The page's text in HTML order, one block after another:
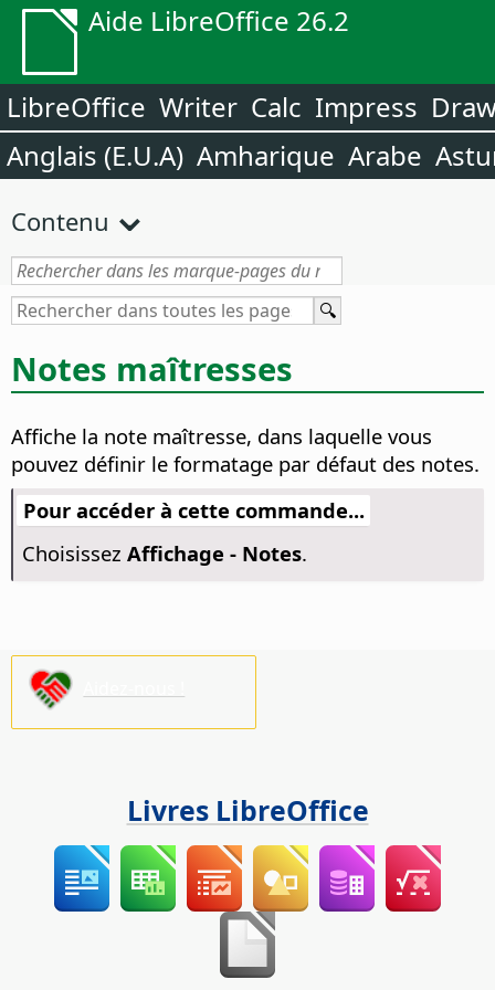
Aide LibreOffice 26.2
LibreOffice Writer Calc Impress
Anglais (E.U.A) Amharique Arabe
Contenu
Notes maîtresses
Affiche la note maîtresse, dans laquelle vous
pouvez définir le formatage par défaut des notes.
Pour accéder à cette commande...
Choisissez Affichage - Notes.
Livres LibreOffice